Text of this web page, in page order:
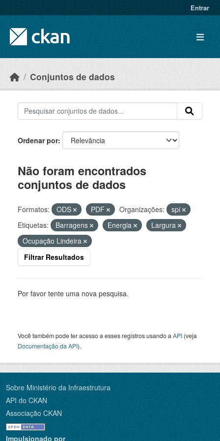
Entrar
Conjuntos de dados
Ordenar por
Não foram encontrados
conjuntos de dados
Formatos: ODS PDF Organizações:
spi
Etiquetas:
Barragens Energia
Largura
Ocupação Lindeira
Filtrar Resultados
Por favor tente uma nova pesquisa.
Você também pode ter acesso a esses registros usando a API (veja
Documentação da API).
Sobre Ministério da Infraestrutura
API do CKAN
Associação CKAN
Impulsionado por